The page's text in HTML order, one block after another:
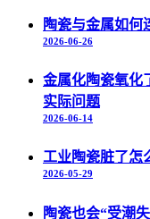
陶瓷与金属如何
2026-06-26
金属化陶瓷氧
实际问题
2026-06-14
工业陶瓷脏了怎
2026-05-29
陶瓷也会“受潮